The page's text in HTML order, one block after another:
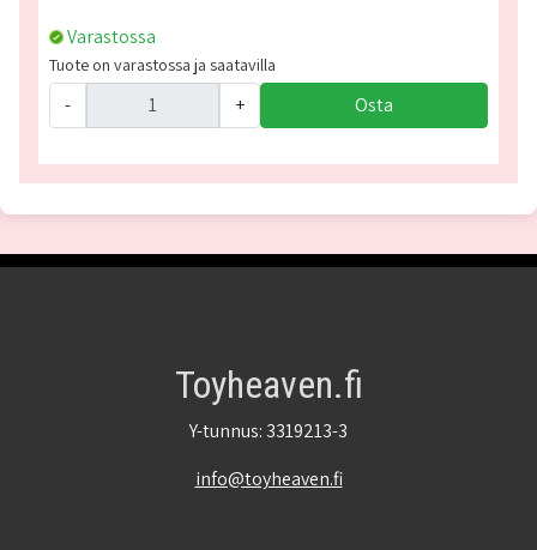
Varastossa
Tuote on varastossa ja saatavilla
- + Osta
Toyheaven.fi
Y-tunnus: 3319213-3
info@toyheaven.fi